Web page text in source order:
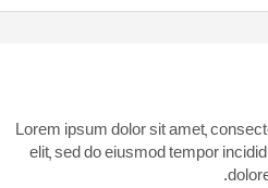
Lorem ipsum dolor sit amet,
elit, sed do eiusmod tempor